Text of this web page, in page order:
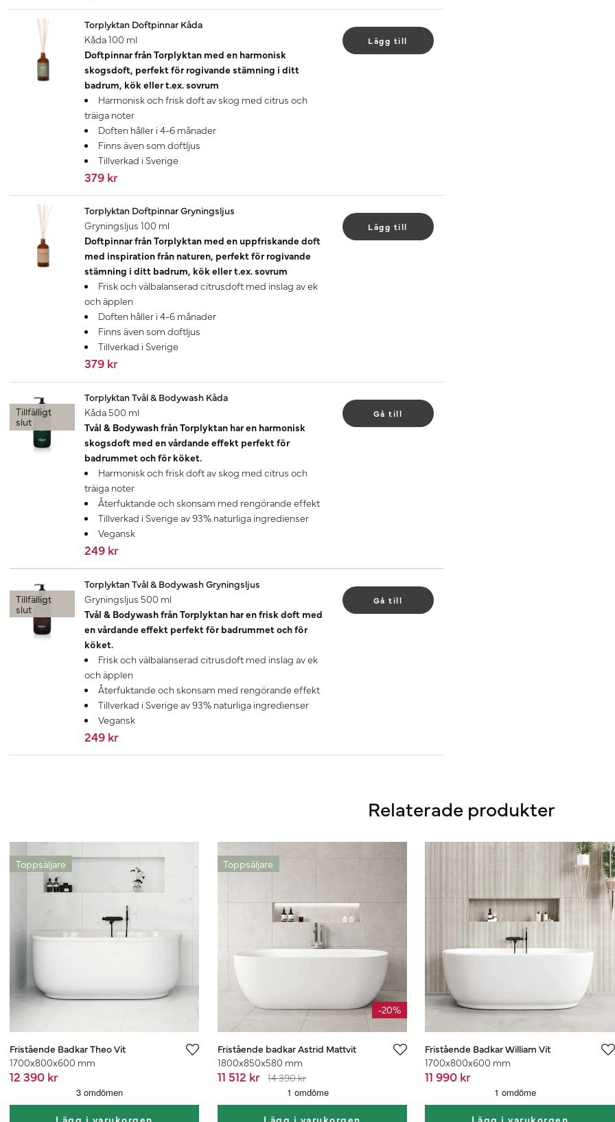
Torplyktan Doftpinnar Kåda
Kåda 100 ml
Doftpinnar från Torplyktan med en harmonisk
skogsdoft, perfekt för rogivande stämning i ditt
badrum, kök eller t.ex. sovrum
Harmonisk och frisk doft av skog med citrus och
träiga noter
Doften håller i 4-6 månader
Finns även som doftljus
Tillverkad i Sverige
379 kr
Lägg till
Torplyktan Doftpinnar Gryningsljus
Gryningsljus 100 ml
Doftpinnar från Torplyktan med en uppfriskande doft
med inspiration från naturen, perfekt för rogivande
stämning i ditt badrum, kök eller t.ex. sovrum
Frisk och välbalanserad citrusdoft med inslag av ek
och äpplen
Doften håller i 4-6 månader
Finns även som doftljus
Tillverkad i Sverige
379 kr
Lägg till
Tillfälligt
slut
Torplyktan Tvål & Bodywash Kåda
Kåda 500 ml
Tvål & Bodywash från Torplyktan har en harmonisk
skogsdoft med en vårdande effekt perfekt för
badrummet och för köket.
Harmonisk och frisk doft av skog med citrus och
träiga noter
Återfuktande och skonsam med rengörande effekt
Tillverkad i Sverige av 93% naturliga ingredienser
Vegansk
249 kr
Gå till
Tillfälligt
slut
Torplyktan Tvål & Bodywash Gryningsljus
Gryningsljus 500 ml
Tvål & Bodywash från Torplyktan har en frisk doft med
en vårdande effekt perfekt för badrummet och för
köket.
Frisk och välbalanserad citrusdoft med inslag av ek
och äpplen
Återfuktande och skonsam med rengörande effekt
Tillverkad i Sverige av 93% naturliga ingredienser
Vegansk
249 kr
Gå till
Relaterade produkter
Toppsäljare
Fristående Badkar Theo Vit
1700x800x600 mm
12 390 kr
Lägg i varukorgen
Toppsäljare
-20%
Fristående badkar Astrid Mattvit
1800x850x580 mm
11 512 kr 14 390 kr
Lägg i varukorgen
Fristående Badkar William Vit
1700x800x600 mm
11 990 kr
Lägg i varukorgen